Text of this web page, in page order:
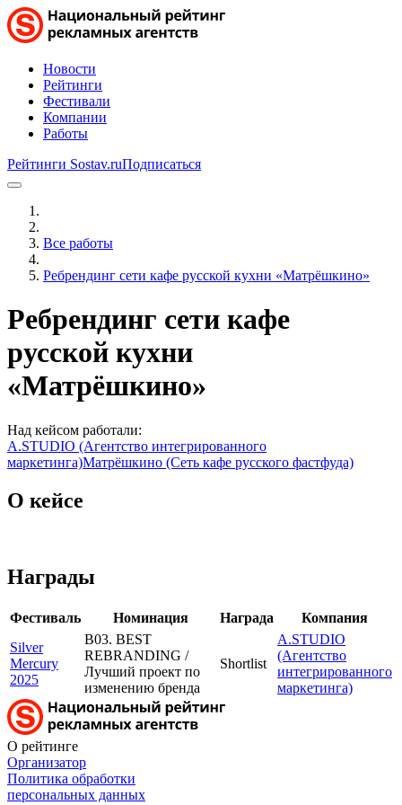
Новости
Рейтинги
Фестивали
Компании
Работы
Рейтинги Sostav.ruПодписаться
Все работы
Ребрендинг сети кафе русской кухни «Матрёшкино»
Ребрендинг сети кафе
русской кухни
«Матрёшкино»
Над кейсом работали:
A.STUDIO (Агентство интегрированного
маркетинга)Матрёшкино (Сеть кафе русского фастфуда)
О кейсе
Награды
Фестиваль Номинация Награда
Компания
Silver
Mercury
2025
B03. BEST
REBRANDING /
Лучший проект по
изменению бренда
Shortlist
A.STUDIO
(Агентство
интегрированного
маркетинга)
О рейтинге
Организатор
Политика обработки
персональных данных